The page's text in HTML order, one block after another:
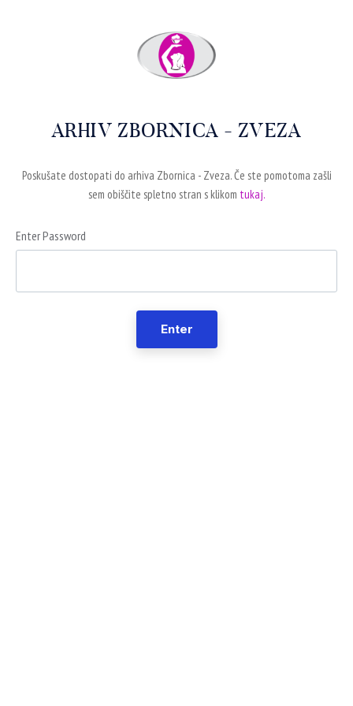
ARHIV ZBORNICA - ZVEZA
Poskušate dostopati do arhiva Zbornica - Zveza. Če ste pomotoma zašli
sem obiščite spletno stran s klikom tukaj.
Enter Password
Enter